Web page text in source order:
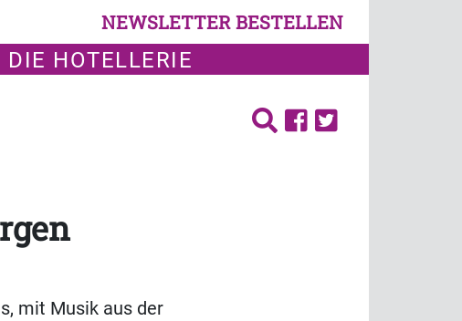
NEWSLETTER BESTELLEN
HOTELLERIE
mit Musik aus der